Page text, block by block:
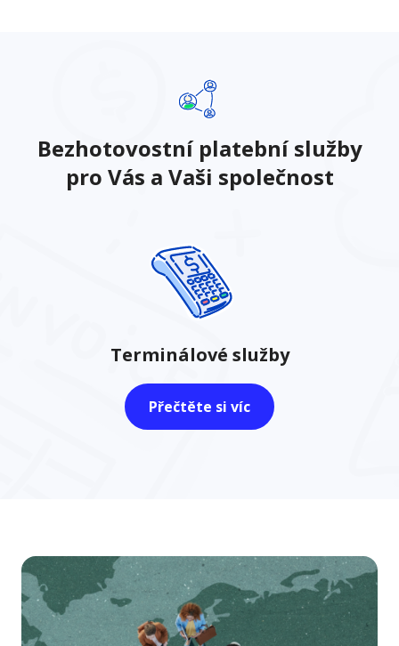
Bezhotovostní platební služby
pro Vás a Vaši společnost
Terminálové služby
Přečtěte si víc